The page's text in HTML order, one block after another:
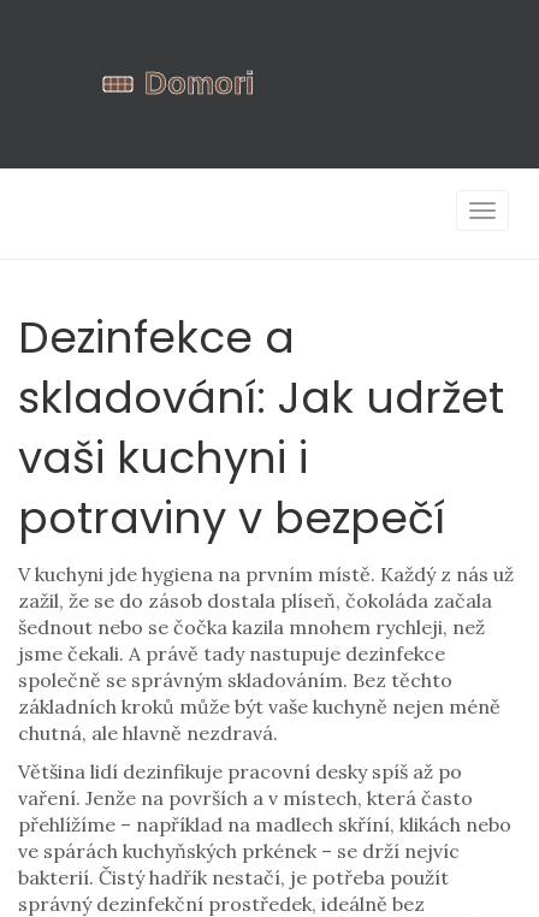
Dezinfekce a
skladování: Jak udržet
vaši kuchyni i
potraviny v bezpečí
V kuchyni jde hygiena na prvním místě. Každý z nás už
zažil, že se do zásob dostala plíseň, čokoláda začala
šednout nebo se čočka kazila mnohem rychleji, než
jsme čekali. A právě tady nastupuje dezinfekce
společně se správným skladováním. Bez těchto
základních kroků může být vaše kuchyně nejen méně
chutná, ale hlavně nezdravá.
Většina lidí dezinfikuje pracovní desky spíš až po
vaření. Jenže na površích a v místech, která často
přehlížíme – například na madlech skříní, klikách nebo
ve spárách kuchyňských prkének – se drží nejvíc
bakterií. Čistý hadřík nestačí, je potřeba použít
správný dezinfekční prostředek, ideálně bez